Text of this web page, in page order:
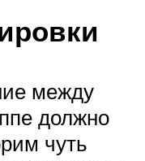
между
должно
чуть